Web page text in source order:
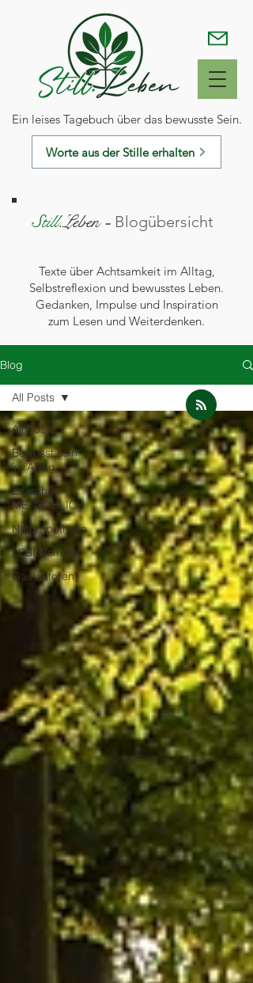
Ein leises Tagebuch über das bewusste Sein.
Worte aus der Stille erhalten
Still.Leben - Blogübersicht
Texte über Achtsamkeit im Alltag,
Selbstreflexion und bewusstes Leben.
Gedanken, Impulse und Inspiration
zum Lesen und Weiterdenken.
Blog
All Posts
Bewusst:sein
im Alltag
Zwischen
MENSCHLICH
Naturapotheke
LEBENsmittel
Gastautoren
All Posts